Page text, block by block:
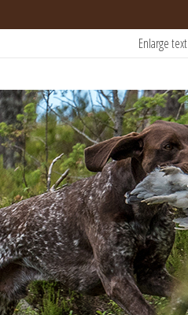
Enlarge text